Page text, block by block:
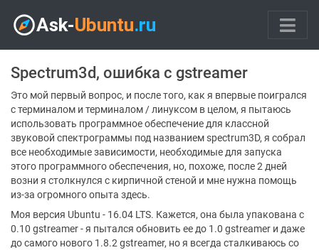
Spectrum3d, ошибка с gstreamer
Это мой первый вопрос, и после того, как я впервые поигрался
с терминалом и терминалом / линуксом в целом, я пытаюсь
использовать программное обеспечение для классной
звуковой спектрограммы под названием spectrum3D, я собрал
все необходимые зависимости, необходимые для запуска
этого программного обеспечения, но, похоже, после 2 дней
возни я столкнулся с кирпичной стеной и мне нужна помощь
из-за огромного опыта здесь.
Моя версия Ubuntu - 16.04 LTS. Кажется, она была упакована с
0.10 gstreamer - я пытался обновить ее до 1.0 gstreamer и даже
до самого нового 1.8.2 gstreamer, но я всегда сталкиваюсь со